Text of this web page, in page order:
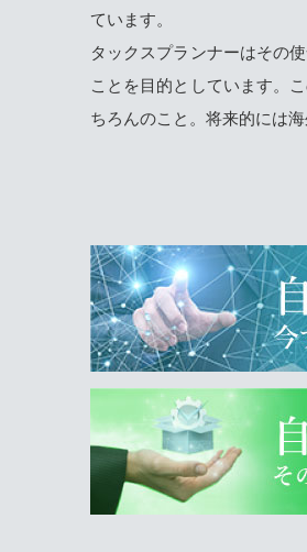
ています。
タックスプランナーはその
ことを目的としています。
ちろんのこと。将来的には